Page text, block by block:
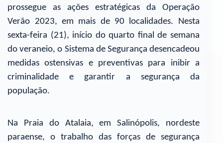
prossegue as ações estratégicas da Operação
Verão 2023, em mais de 90 localidades. Nesta
sexta-feira (21), início do quarto final de semana
do veraneio, o Sistema de Segurança desencadeou
medidas ostensivas e preventivas para inibir a
criminalidade e garantir a segurança da
população.
Na Praia do Atalaia, em Salinópolis, nordeste
paraense, o trabalho das forças de segurança